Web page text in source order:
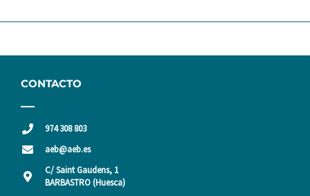
CONTACTO
974 308 803
aeb@aeb.es
C/ Saint Gaudens, 1
BARBASTRO (Huesca)